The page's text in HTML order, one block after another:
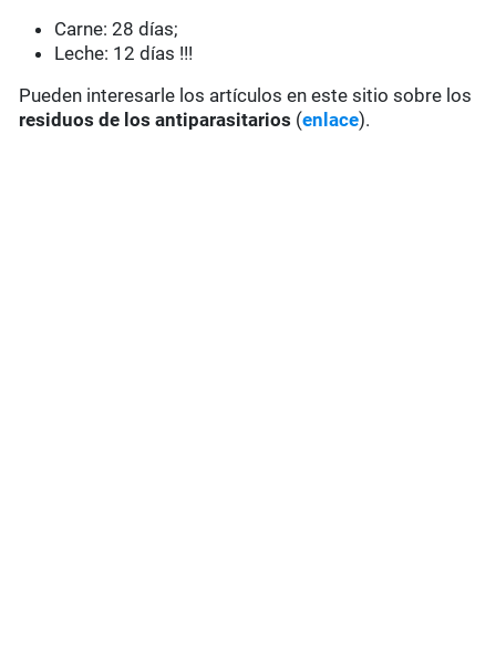
Carne: 28 días;
Leche: 12 días !!!
Pueden interesarle los artículos en este sitio sobre los
residuos de los antiparasitarios (enlace).